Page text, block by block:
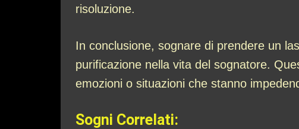
risoluzione.
In conclusione, sognare di prendere un
purificazione nella vita del sognatore.
emozioni o situazioni che stanno
Sogni Correlati: